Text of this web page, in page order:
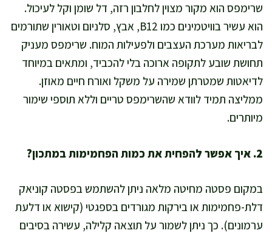
שרימפס הוא מקור מצוין לחלבון רזה, דל שומן וקל לעיכול.
הוא עשיר בוויטמינים כמו B12, אבץ, סלניום וטאורין שתורמים
לבריאות מערכת העצבים ולפעילות המוח. שרימפס מעניק
תחושת שובע לתקופה ארוכה בלי להכביד, ומתאים במיוחד
לדיאטות שמטרתן שמירה על משקל ואורח חיים מאוזן.
ממליצה תמיד לוודא שהשרימפס טריים וללא תוספי שימור
מיותרים.
2. איך אפשר להפחית את כמות הפחמימות במתכון?
במקום פסטה מחיטה מלאה ניתן להשתמש בפסטה קוניאק
דלת-פחמימות או בירקות מגורדים בספגטי (קישוא או דלעת
ערמונים). כך ניתן לשמור על תוצאה קלילה, עשירה בסיבים